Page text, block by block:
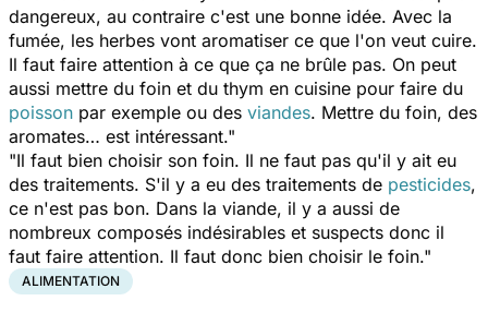
dangereux, au contraire c'est une bonne idée. Avec la
fumée, les herbes vont aromatiser ce que l'on veut cuire.
Il faut faire attention à ce que ça ne brûle pas. On peut
aussi mettre du foin et du thym en cuisine pour faire du
poisson par exemple ou des viandes. Mettre du foin, des
aromates… est intéressant."
"Il faut bien choisir son foin. Il ne faut pas qu'il y ait eu
des traitements. S'il y a eu des traitements de pesticides,
ce n'est pas bon. Dans la viande, il y a aussi de
nombreux composés indésirables et suspects donc il
faut faire attention. Il faut donc bien choisir le foin."
ALIMENTATION